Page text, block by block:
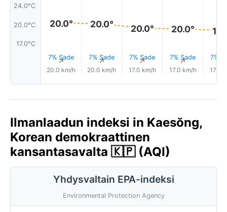
24.0°C
20.0°C
17.0°C
20.0°
7% Sade
↑
20.0 km/h
20.0°
7% Sade
↑
20.0 km/h
20.0°
7% Sade
↑
17.0 km/h
20.0°
7% Sade
↑
17.0 km/h
7%
17.0
Ilmanlaadun indeksi in Kaesŏng,
Korean demokraattinen
kansantasavalta 🇰🇵 (AQI)
Yhdysvaltain EPA-indeksi
Environmental Protection Agency